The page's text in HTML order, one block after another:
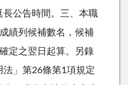
公告時間。三、本職
績列候補數名，候補
定之翌日起算。另錄
」第26條第1項規定